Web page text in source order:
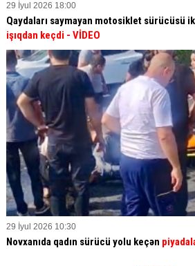
29 İyul 2026 18:00
Qaydaları saymayan motosiklet sürücüsü
işıqdan keçdi - VİDEO
29 İyul 2026 10:30
Novxanıda qadın sürücü yolu keçən